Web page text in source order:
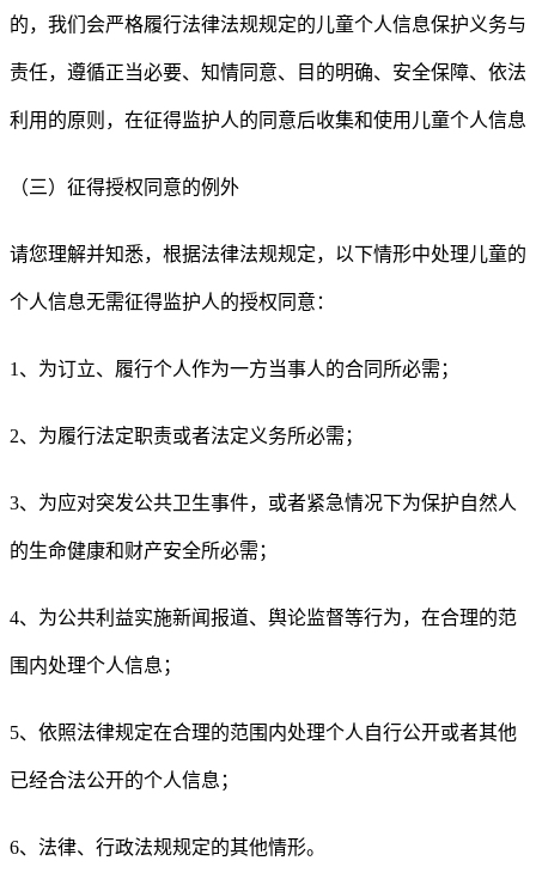
的，我们会严格履行法律法规规定的儿童个人信息保护义务与
责任，遵循正当必要、知情同意、目的明确、安全保障、依法
利用的原则，在征得监护人的同意后收集和使用儿童个人信息
（三）征得授权同意的例外
请您理解并知悉，根据法律法规规定，以下情形中处理儿童的
个人信息无需征得监护人的授权同意：
1 、为订立、履行个人作为一方当事人的合同所必需；
2、为履行法定职责或者法定义务所必需；
3、为应对突发公共卫生事件，或者紧急情况下为保护自然人
的生命健康和财产安全所必需；
4、为公共利益实施新闻报道、舆论监督等行为，在合理的范
围内处理个人信息；
5、依照法律规定在合理的范围内处理个人自行公开或者其他
已经合法公开的个人信息；
6、法律、行政法规规定的其他情形。